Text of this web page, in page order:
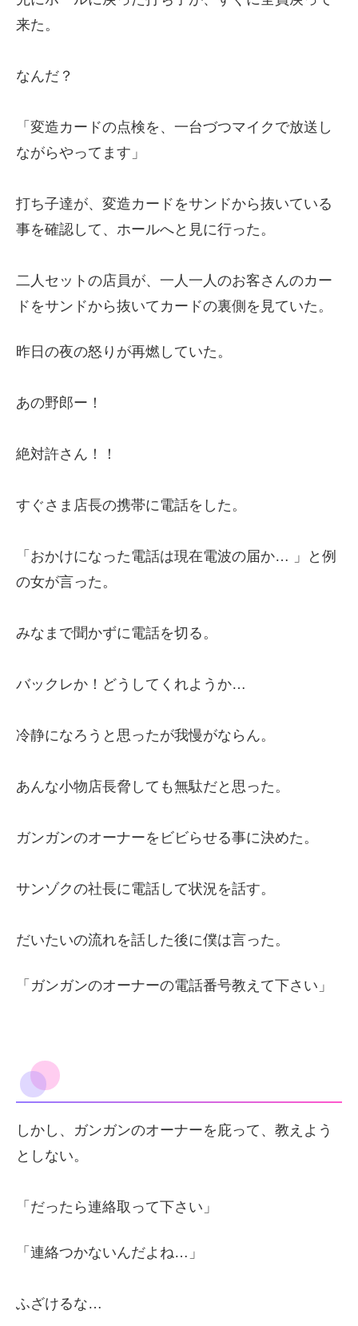
来た。
なんだ？
「変造カードの点検を、一台づつマイクで放送し
ながらやってます」
打ち子達が、変造カードをサンドから抜いている
事を確認して、ホールへと見に行った。
二人セットの店員が、一人一人のお客さんのカー
ドをサンドから抜いてカードの裏側を見ていた。
昨日の夜の怒りが再燃していた。
あの野郎ー！
絶対許さん！！
すぐさま店長の携帯に電話をした。
「おかけになった電話は現在電波の届か… 」と例
の女が言った。
みなまで聞かずに電話を切る。
バックレか！どうしてくれようか…
冷静になろうと思ったが我慢がならん。
あんな小物店長脅しても無駄だと思った。
ガンガンのオーナーをビビらせる事に決めた。
サンゾクの社長に電話して状況を話す。
だいたいの流れを話した後に僕は言った。
「ガンガンのオーナーの電話番号教えて下さい」
しかし、ガンガンのオーナーを庇って、教えよう
としない。
「だったら連絡取って下さい」
「連絡つかないんだよね…」
ふざけるな…